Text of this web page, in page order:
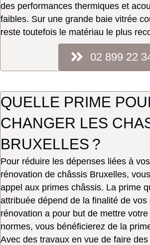
des performances thermiques et
faibles. Sur une grande baie vitrée
reste toutefois le matériau le plus
02 899 22
QUELLE PRIME
CHANGER LES
BRUXELLES ?
Pour réduire les dépenses liées à
rénovation de châssis Bruxelles,
appel aux primes châssis. La prime
attribuée dépend de la finalité de
rénovation a pour but de mettre
normes, vous bénéficierez de la
Avec des travaux en vue de faire